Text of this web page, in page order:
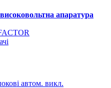
апаратура
автом. викл.